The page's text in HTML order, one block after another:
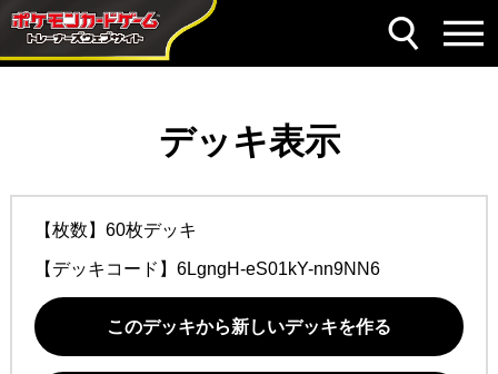
デッキ表示
【枚数】60枚デッキ
【デッキコード】 6LgngH-eS01kY-nn9NN6
このデッキから新しいデッキを作る